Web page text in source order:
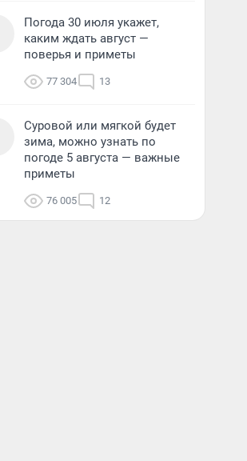
Погода 30 июля укажет,
каким ждать август —
поверья и приметы
77 304 13
Суровой или мягкой будет
зима, можно узнать по
погоде 5 августа — важные
приметы
76 005 12